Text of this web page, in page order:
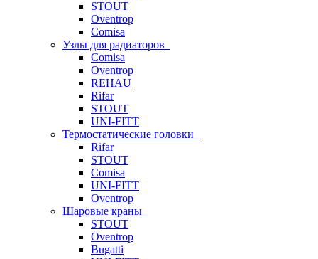
STOUT
Oventrop
Comisa
Узлы для радиаторов
Comisa
Oventrop
REHAU
Rifar
STOUT
UNI-FITT
Термостатические головки
Rifar
STOUT
Comisa
UNI-FITT
Oventrop
Шаровые краны
STOUT
Oventrop
Bugatti